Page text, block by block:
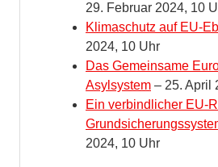
29. Februar 2024, 10
Klimaschutz auf EU-
2024, 10 Uhr
Das Gemeinsame
Asylsystem – 25. April
Ein verbindlicher EU-
2024, 10 Uhr